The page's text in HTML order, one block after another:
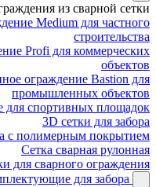
из сварной сетки
Medium для частного
строительства
Profi для коммерческих
объектов
ограждение Bastion для
промышленных объектов
для спортивных площадок
3D сетки для забора
с полимерным покрытием
Сетка сварная рулонная
для сварного ограждения
для забора